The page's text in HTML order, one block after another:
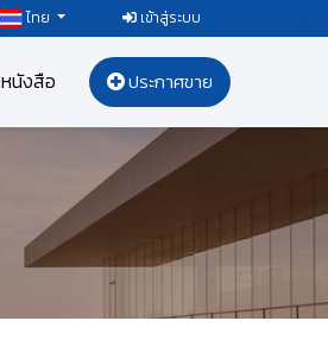
ไทย เข้าสู่ระบบ
หนังสือ ประกาศขาย